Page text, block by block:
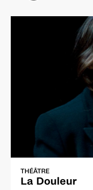
construction du décor
Julien Silvereano,
administration et
François Le Pillouer
THÉÂTRE
La Douleur